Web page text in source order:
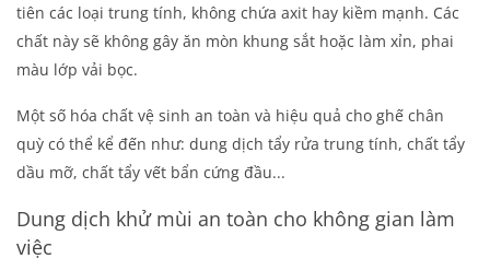
tiên các loại trung tính, không chứa axit hay kiềm mạnh. Các
chất này sẽ không gây ăn mòn khung sắt hoặc làm xỉn, phai
màu lớp vải bọc.
Một số hóa chất vệ sinh an toàn và hiệu quả cho ghế chân
quỳ có thể kể đến như: dung dịch tẩy rửa trung tính, chất tẩy
dầu mỡ, chất tẩy vết bẩn cứng đầu...
Dung dịch khử mùi an toàn cho không gian làm
việc